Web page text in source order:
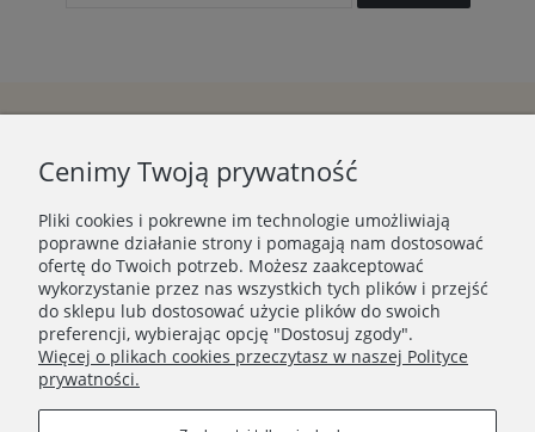
Kontakt
ul. Poznańska 24
Cenimy Twoją prywatność
Pliki cookies i pokrewne im technologie umożliwiają
poprawne działanie strony i pomagają nam dostosować
ofertę do Twoich potrzeb. Możesz zaakceptować
wykorzystanie przez nas wszystkich tych plików i przejść
do sklepu lub dostosować użycie plików do swoich
preferencji, wybierając opcję "Dostosuj zgody".
Więcej o plikach cookies przeczytasz w naszej Polityce
prywatności.